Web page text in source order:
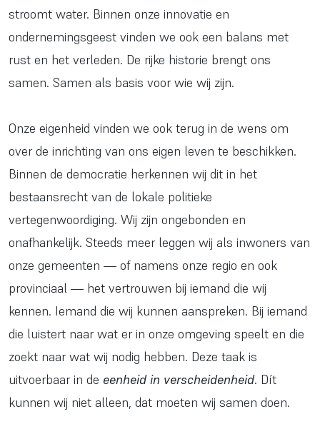
stroomt water. Binnen onze innovatie en
ondernemingsgeest vinden we ook een balans met
rust en het verleden. De rijke historie brengt ons
samen. Samen als basis voor wie wij zijn.
Onze eigenheid vinden we ook terug in de wens om
over de inrichting van ons eigen leven te beschikken.
Binnen de democratie herkennen wij dit in het
bestaansrecht van de lokale politieke
vertegenwoordiging. Wij zijn ongebonden en
onafhankelijk. Steeds meer leggen wij als inwoners van
onze gemeenten — of namens onze regio en ook
provinciaal — het vertrouwen bij iemand die wij
kennen. Iemand die wij kunnen aanspreken. Bij iemand
die luistert naar wat er in onze omgeving speelt en die
zoekt naar wat wij nodig hebben. Deze taak is
uitvoerbaar in de eenheid in verscheidenheid. Dít
kunnen wij niet alleen, dat moeten wij samen doen.